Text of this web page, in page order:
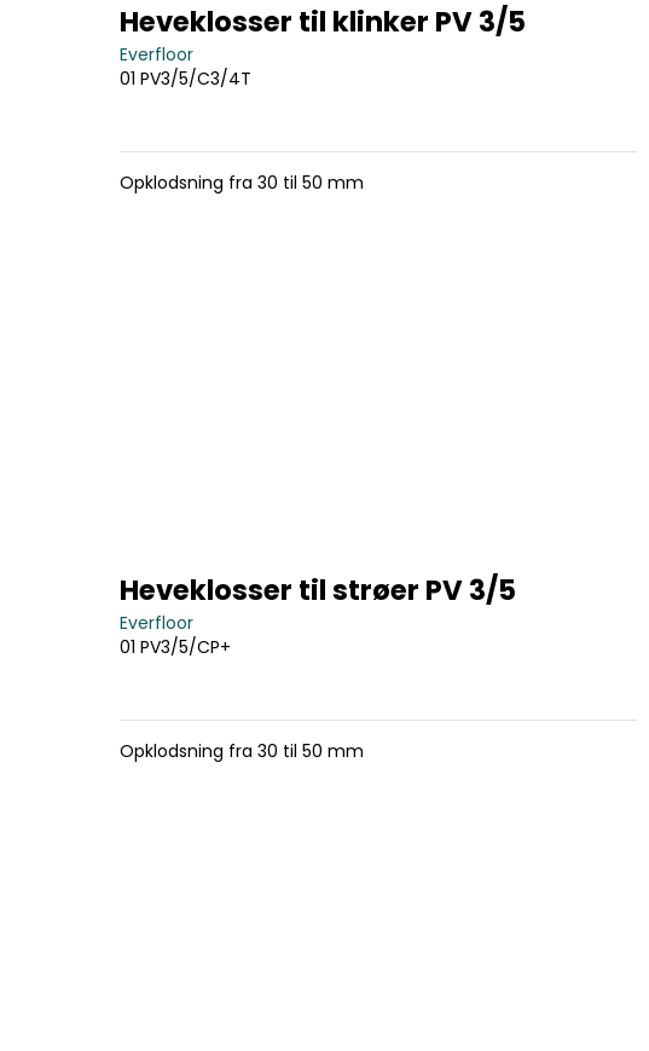
Heveklosser til klinker PV 3/5
Everfloor
01 PV3/5/C3/4T
Opklodsning fra 30 til 50 mm
Heveklosser til strøer PV 3/5
Everfloor
01 PV3/5/CP+
Opklodsning fra 30 til 50 mm